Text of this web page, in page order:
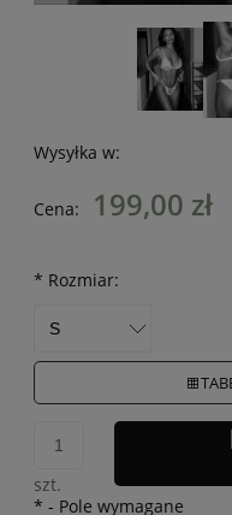
Wysyłka w:
Cena: 199,00 zł
* Rozmiar:
szt.
* - Pole wymagane